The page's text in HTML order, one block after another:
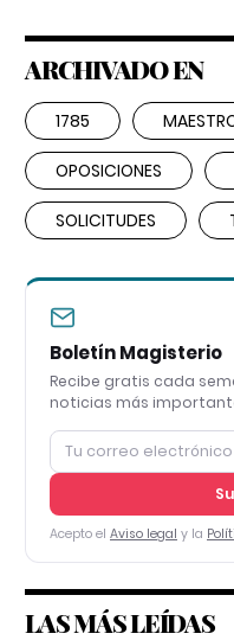
ARCHIVADO EN
1785
OPOSICIONES
SOLICITUDES
Boletín Magisterio
Recibe gratis cada
noticias más
Acepto el Aviso legal y la
LAS MÁS LEÍDAS